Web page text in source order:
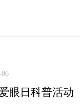
06
眼日科普活动